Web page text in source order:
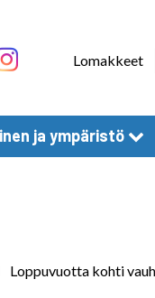
Lomakkeet
ja ympäristö
Loppuvuotta kohti